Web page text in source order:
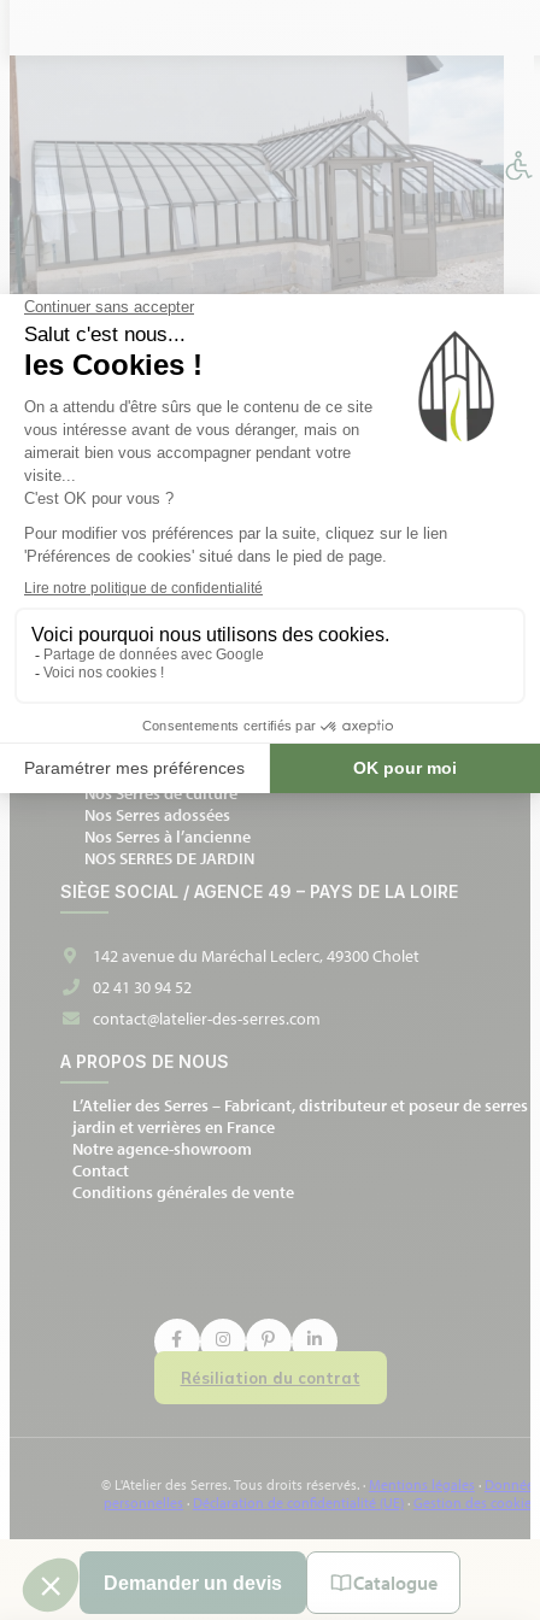
INFORMATIONS
Livraisons et retours
Notre catalogue en ligne
Devis gratuit et sans engagement
Devenir partenaire
NOS SERRES DE JARDIN
Nos Serres en verre
Nos Serres de culture
Nos Serres adossées
Nos Serres à l’ancienne
NOS SERRES DE JARDIN
SIÈGE SOCIAL / AGENCE 49 – PAYS DE LA LOIRE
142 avenue du Maréchal Leclerc, 49300 Cholet
02 41 30 94 52
contact@latelier-des-serres.com
A PROPOS DE NOUS
L’Atelier des Serres – Fabricant, distributeur et poseur de serres
jardin et verrières en France
Notre agence-showroom
Contact
Conditions générales de vente
Résiliation du contrat
© L'Atelier des Serres. Tous droits réservés. · Mentions légales · Données
personnelles · Déclaration de confidentialité (UE)· Gestion des cookies
Demander un devis Catalogue